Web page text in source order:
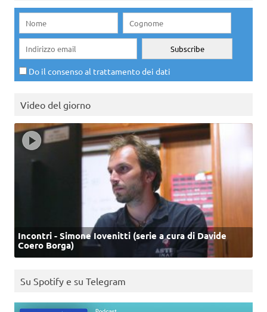
Do il consenso al trattamento dei dati
Video del giorno
Incontri - Simone Iovenitti (serie a cura di Davide
Coero Borga)
Su Spotify e su Telegram